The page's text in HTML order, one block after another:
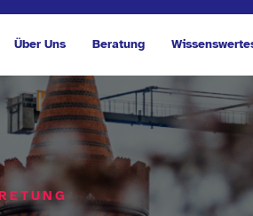
Über Uns Beratung